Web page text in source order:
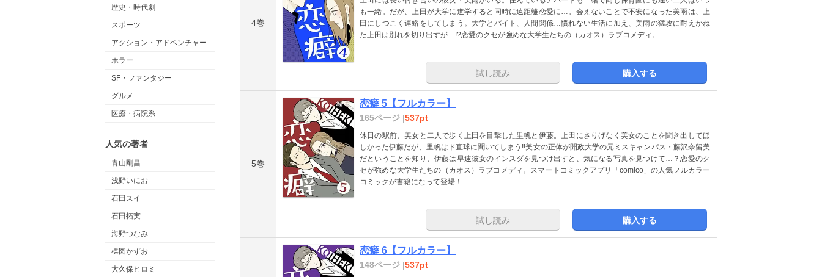
歴史・時代劇
スポーツ
アクション・アドベンチャー
ホラー
SF・ファンタジー
グルメ
医療・病院系
人気の著者
青山剛昌
浅野いにお
石田スイ
石田拓実
海野つなみ
楳図かずお
大久保ヒロミ
4巻
も一緒。だが、上田が大学に進学すると同時に遠距離恋愛に…。会えないことで不安になった美雨は、上
田にしつこく連絡をしてしまう。大学とバイト、人間関係…慣れない生活に加え、美雨の猛攻に耐えかね
た上田は別れを切り出すが…!?恋愛のクセが強めな大学生たちの（カオス）ラブコメディ。
試し読み 購入する
5巻
恋癖 5【フルカラー】
165ページ |537pt
休日の駅前、美女と二人で歩く上田を目撃した里帆と伊藤。上田にさりげなく美女のことを聞き出してほ
しかった伊藤だが、里帆はド直球に聞いてしまう!!美女の正体が開政大学の元ミスキャンパス・藤沢奈留美
だということを知り、伊藤は早速彼女のインスダを見つけ出すと、気になる写真を見つけて…？恋愛のク
セが強めな大学生たちの（カオス）ラブコメディ。スマートコミックアプリ「comico」の人気フルカラー
コミックが書籍になって登場！
試し読み 購入する
恋癖 6【フルカラー】
148ページ |537pt